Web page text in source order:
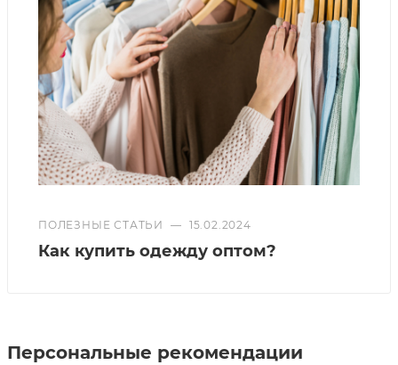
ПОЛЕЗНЫЕ СТАТЬИ — 15.02.2024
Как купить одежду оптом?
Персональные рекомендации